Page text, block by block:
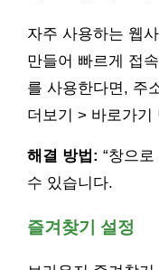
자주 사용하는 웹
만들어 빠르게 접
를 사용한다면, 주
더보기 > 바로가기
해결 방법: “창으
수 있습니다.
즐겨찾기 설정